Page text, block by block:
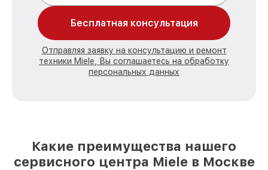
Бесплатная консультация
Отправляя заявку на консультацию и ремонт
техники Miele, Вы соглашаетесь на обработку
персональных данных
Какие преимущества нашего
сервисного центра Miele в Москве